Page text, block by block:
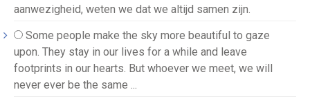
aanwezigheid, weten we dat we altijd samen zijn.
Some people make the sky more beautiful to gaze
upon. They stay in our lives for a while and leave
footprints in our hearts. But whoever we meet, we will
never ever be the same ...